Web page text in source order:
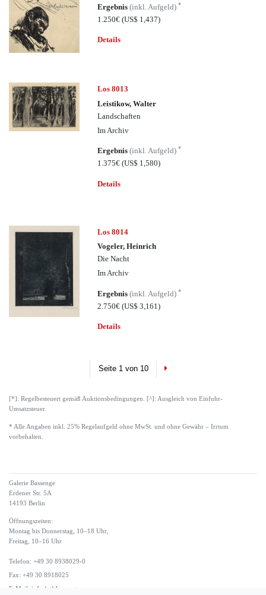
Ergebnis(inkl. Aufgeld)*
1.250€(US$ 1,437)
Details
Los 8013
Leistikow, Walter
Landschaften
Im Archiv
Ergebnis(inkl. Aufgeld)*
1.375€(US$ 1,580)
Details
Los 8014
Vogeler, Heinrich
Die Nacht
Im Archiv
Ergebnis(inkl. Aufgeld)*
2.750€(US$ 3,161)
Details
Seite 1 von 10 Next
[*]: Regelbesteuert gemäß Auktionsbedingungen. [^]: Ausgleich von Einfuhr-
Umsatzsteuer.
* Alle Angaben inkl. 25% Regelaufgeld ohne MwSt. und ohne Gewähr – Irrtum
vorbehalten.
Galerie Bassenge
Erdener Str. 5A
14193 Berlin
Öffnungszeiten:
Montag bis Donnerstag, 10–18 Uhr,
Freitag, 10–16 Uhr
Telefon: +49 30 8938029-0
Fax: +49 30 8918025
E-Mail: info (at) bassenge.com